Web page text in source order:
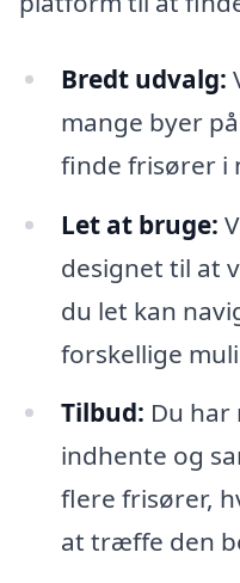
Bredt udvalg:
mange byer
finde frisører i
Let at bruge:
designet til at
du let kan
forskellige
Tilbud: Du
indhente og
flere frisører,
at træffe den